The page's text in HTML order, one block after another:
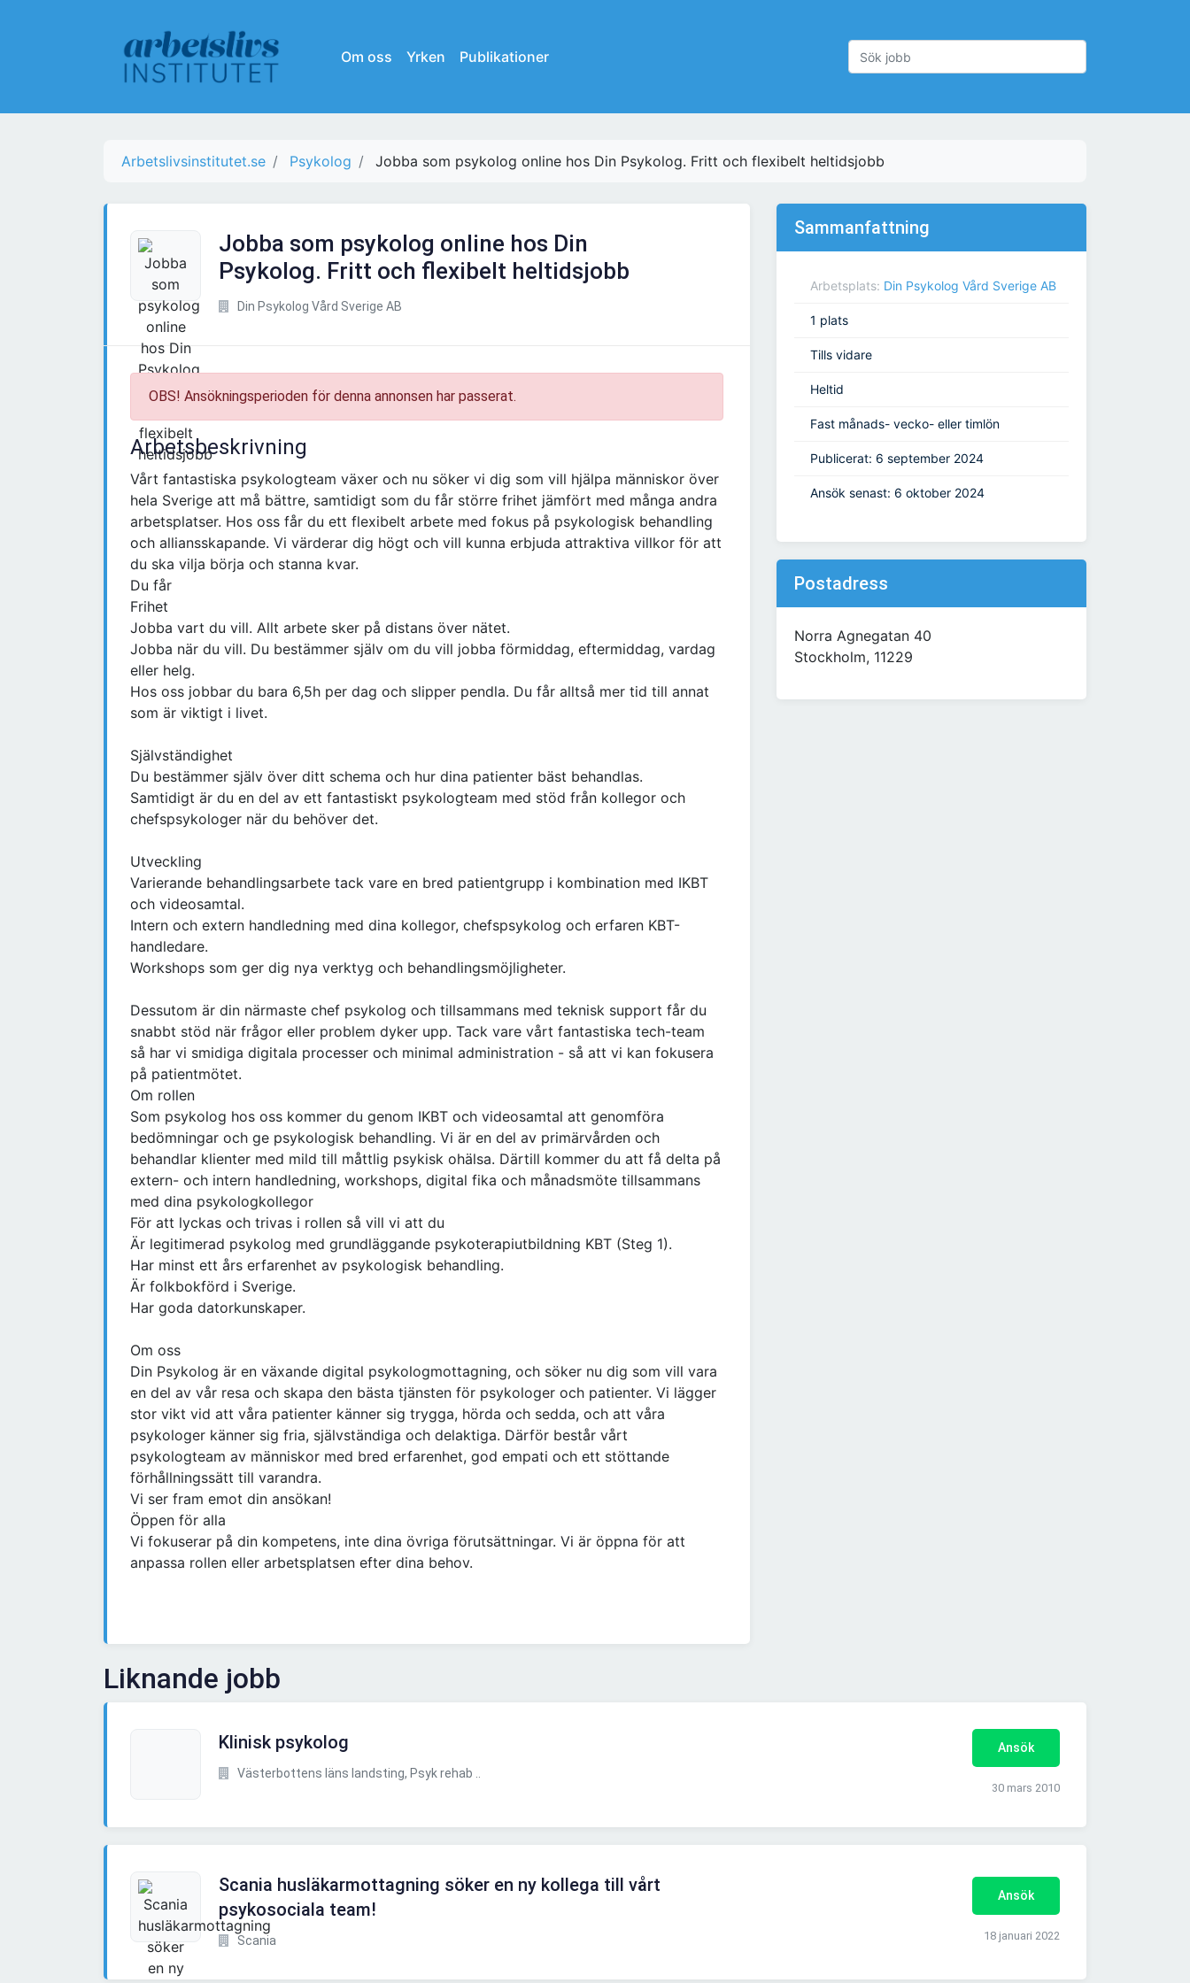
Om oss Yrken Publikationer
Arbetslivsinstitutet.se Psykolog Jobba som psykolog online hos Din Psykolog. Fritt och flexibelt heltidsjobb
Jobba som psykolog online hos Din
Psykolog. Fritt och flexibelt heltidsjobb
Din Psykolog Vård Sverige AB
OBS! Ansökningsperioden för denna annonsen har passerat.
Arbetsbeskrivning
Vårt fantastiska psykologteam växer och nu söker vi dig som vill hjälpa människor över
hela Sverige att må bättre, samtidigt som du får större frihet jämfört med många andra
arbetsplatser. Hos oss får du ett flexibelt arbete med fokus på psykologisk behandling
och alliansskapande. Vi värderar dig högt och vill kunna erbjuda attraktiva villkor för att
du ska vilja börja och stanna kvar.
Du får
Frihet
Jobba vart du vill. Allt arbete sker på distans över nätet.
Jobba när du vill. Du bestämmer själv om du vill jobba förmiddag, eftermiddag, vardag
eller helg.
Hos oss jobbar du bara 6,5h per dag och slipper pendla. Du får alltså mer tid till annat
som är viktigt i livet.
Självständighet
Du bestämmer själv över ditt schema och hur dina patienter bäst behandlas.
Samtidigt är du en del av ett fantastiskt psykologteam med stöd från kollegor och
chefspsykologer när du behöver det.
Utveckling
Varierande behandlingsarbete tack vare en bred patientgrupp i kombination med IKBT
och videosamtal.
Intern och extern handledning med dina kollegor, chefspsykolog och erfaren KBT-
handledare.
Workshops som ger dig nya verktyg och behandlingsmöjligheter.
Dessutom är din närmaste chef psykolog och tillsammans med teknisk support får du
snabbt stöd när frågor eller problem dyker upp. Tack vare vårt fantastiska tech-team
så har vi smidiga digitala processer och minimal administration - så att vi kan fokusera
på patientmötet.
Om rollen
Som psykolog hos oss kommer du genom IKBT och videosamtal att genomföra
bedömningar och ge psykologisk behandling. Vi är en del av primärvården och
behandlar klienter med mild till måttlig psykisk ohälsa. Därtill kommer du att få delta på
extern- och intern handledning, workshops, digital fika och månadsmöte tillsammans
med dina psykologkollegor
För att lyckas och trivas i rollen så vill vi att du
Är legitimerad psykolog med grundläggande psykoterapiutbildning KBT (Steg 1).
Har minst ett års erfarenhet av psykologisk behandling.
Är folkbokförd i Sverige.
Har goda datorkunskaper.
Om oss
Din Psykolog är en växande digital psykologmottagning, och söker nu dig som vill vara
en del av vår resa och skapa den bästa tjänsten för psykologer och patienter. Vi lägger
stor vikt vid att våra patienter känner sig trygga, hörda och sedda, och att våra
psykologer känner sig fria, självständiga och delaktiga. Därför består vårt
psykologteam av människor med bred erfarenhet, god empati och ett stöttande
förhållningssätt till varandra.
Vi ser fram emot din ansökan!
Öppen för alla
Vi fokuserar på din kompetens, inte dina övriga förutsättningar. Vi är öppna för att
anpassa rollen eller arbetsplatsen efter dina behov.
Sammanfattning
Arbetsplats: Din Psykolog Vård Sverige AB
1 plats
Tills vidare
Heltid
Fast månads- vecko- eller timlön
Publicerat: 6 september 2024
Ansök senast: 6 oktober 2024
Postadress
Norra Agnegatan 40
Stockholm, 11229
Liknande jobb
Klinisk psykolog
Västerbottens läns landsting, Psyk rehab ..
Ansök
30 mars 2010
Scania husläkarmottagning söker en ny kollega till vårt
psykosociala team!
Scania
Ansök
18 januari 2022